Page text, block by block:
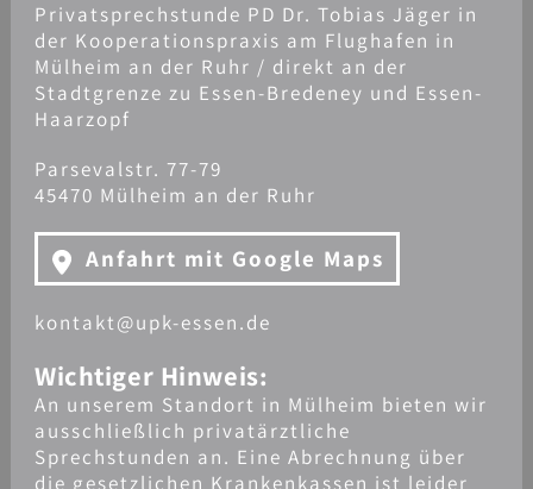
Privatsprechstunde PD Dr. Tobias Jäger in
der Kooperationspraxis am Flughafen in
Mülheim an der Ruhr / direkt an der
Stadtgrenze zu Essen-Bredeney und Essen-
Haarzopf
Parsevalstr. 77-79
45470 Mülheim an der Ruhr
Anfahrt mit Google Maps
kontakt@upk-essen.de
Wichtiger Hinweis:
An unserem Standort in Mülheim bieten wir
ausschließlich privatärztliche
Sprechstunden an. Eine Abrechnung über
die gesetzlichen Krankenkassen ist leider